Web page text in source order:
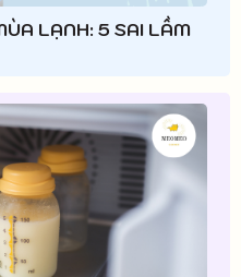
LẠNH: 5 SAI LẦM